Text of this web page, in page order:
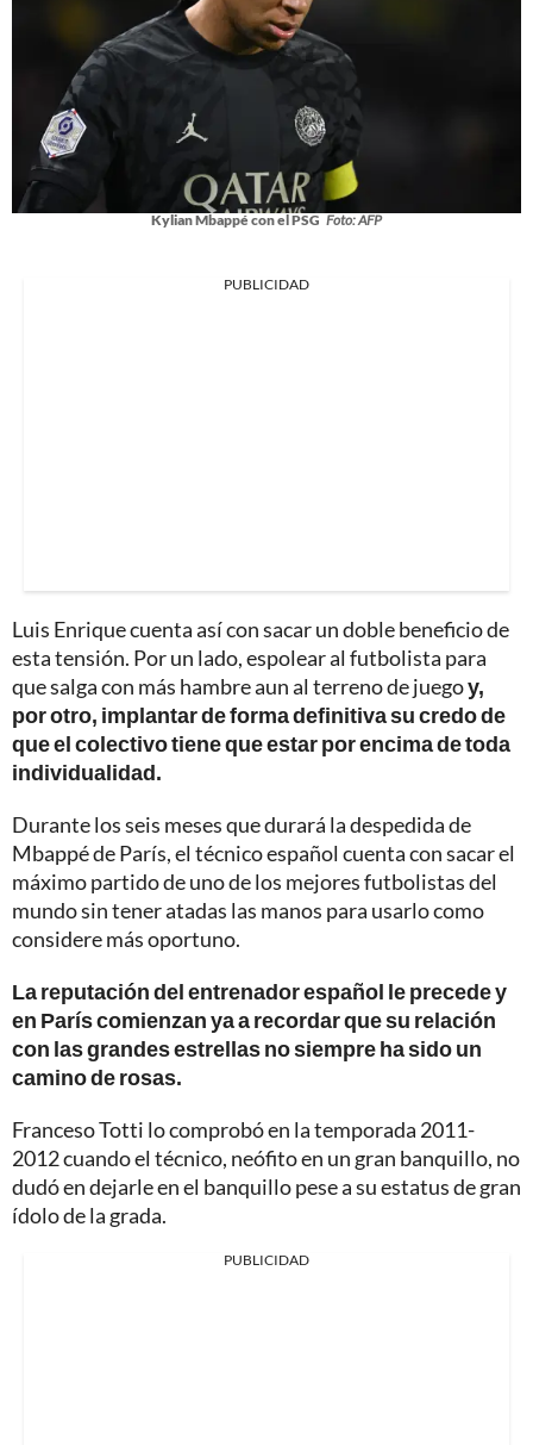
Kylian Mbappé con el PSG Foto: AFP
PUBLICIDAD
Luis Enrique cuenta así con sacar un doble beneficio de
esta tensión. Por un lado, espolear al futbolista para
que salga con más hambre aun al terreno de juegoy,
por otro, implantar de forma definitiva su credo de
que el colectivo tiene que estar por encima de toda
individualidad.
Durante los seis meses que durará la despedida de
Mbappé de París, el técnico español cuenta con sacar el
máximo partido de uno de los mejores futbolistas del
mundo sin tener atadas las manos para usarlo como
considere más oportuno.
La reputación del entrenador español le precede y
en París comienzan ya a recordar que su relación
con las grandes estrellas no siempre ha sido un
camino de rosas.
Franceso Totti lo comprobó en la temporada 2011-
2012 cuando el técnico, neófito en un gran banquillo, no
dudó en dejarle en el banquillo pese a su estatus de gran
ídolo de la grada.
PUBLICIDAD